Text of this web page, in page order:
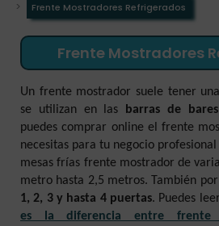
Frente Mostradores Refrigerados
Frente Mostradores
Un frente mostrador suele tener
se utilizan en las
barras de
puedes comprar online el frente
necesitas para tu negocio
mesas frías frente mostrador de
metro hasta 2,5 metros. También
1, 2, 3 y hasta 4 puertas. Puedes
es la diferencia entre frente